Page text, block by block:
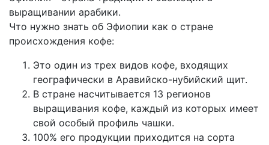
выращивании арабики.
Что нужно знать об Эфиопии как о стране
происхождения кофе:
Это один из трех видов кофе, входящих
географически в Аравийско-нубийский щит.
В стране насчитывается 13 регионов
выращивания кофе, каждый из которых имеет
свой особый профиль чашки.
100% его продукции приходится на сорта